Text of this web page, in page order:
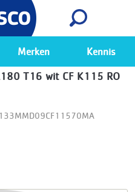
Bekijk
Merken Kennis
T16 wit CF K115 RO